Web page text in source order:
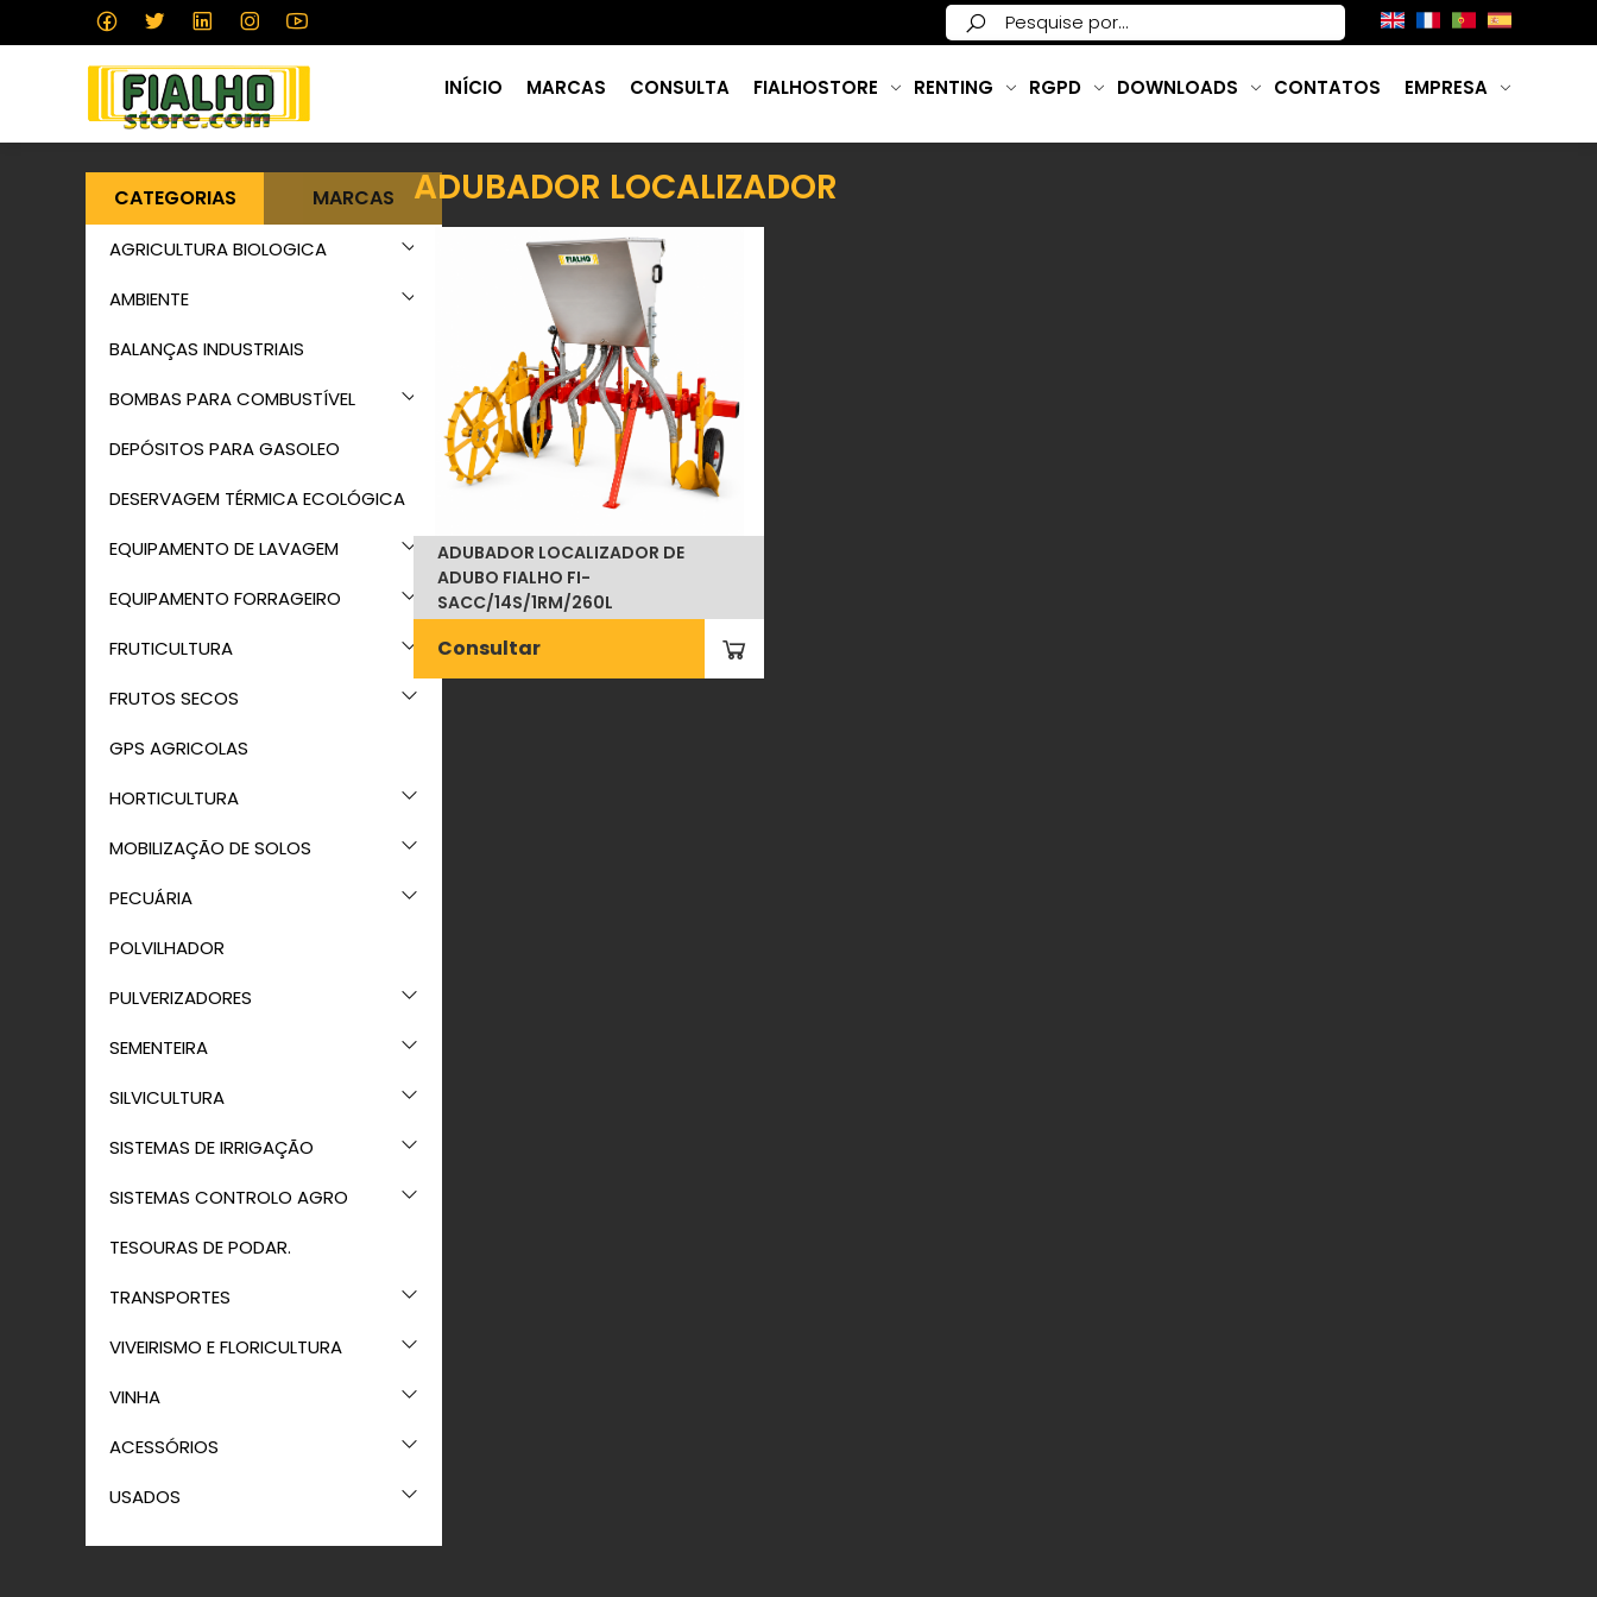
INÍCIO MARCAS CONSULTA FIALHOSTORE RENTING RGPD DOWNLOADS CONTATOS EMPRESA
CATEGORIAS MARCAS
AGRICULTURA BIOLOGICA
AMBIENTE
BALANÇAS INDUSTRIAIS
BOMBAS PARA COMBUSTÍVEL
DEPÓSITOS PARA GASOLEO
DESERVAGEM TÉRMICA ECOLÓGICA
EQUIPAMENTO DE LAVAGEM
EQUIPAMENTO FORRAGEIRO
FRUTICULTURA
FRUTOS SECOS
GPS AGRICOLAS
HORTICULTURA
MOBILIZAÇÃO DE SOLOS
PECUÁRIA
POLVILHADOR
PULVERIZADORES
SEMENTEIRA
SILVICULTURA
SISTEMAS DE IRRIGAÇÃO
SISTEMAS CONTROLO AGRO
TESOURAS DE PODAR.
TRANSPORTES
VIVEIRISMO E FLORICULTURA
VINHA
ACESSÓRIOS
USADOS
ADUBADOR LOCALIZADOR
ADUBADOR LOCALIZADOR DE
ADUBO FIALHO FI-
SACC/14S/1RM/260L
Consultar